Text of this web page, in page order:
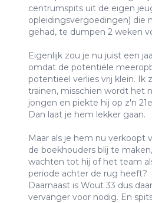
centrumspits uit de eigen
opleidingsvergoedingen) die
gehad, te dumpen 2 weken
Eigenlijk zou je nu juist een
omdat de potentiële
potentieel verlies vrij klein. Ik
trainen, misschien wordt het
jongen en piekte hij op z'n
Dan laat je hem lekker gaan.
Maar als je hem nu verkoopt
de boekhouders blij te
wachten tot hij of het team
periode achter de rug heeft?
Daarnaast is Wout 33 dus
vervanger voor nodig. En